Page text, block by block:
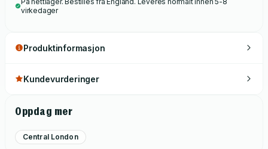
virkedager
Produktinformasjon
Kundevurderinger
Oppdag mer
Central London